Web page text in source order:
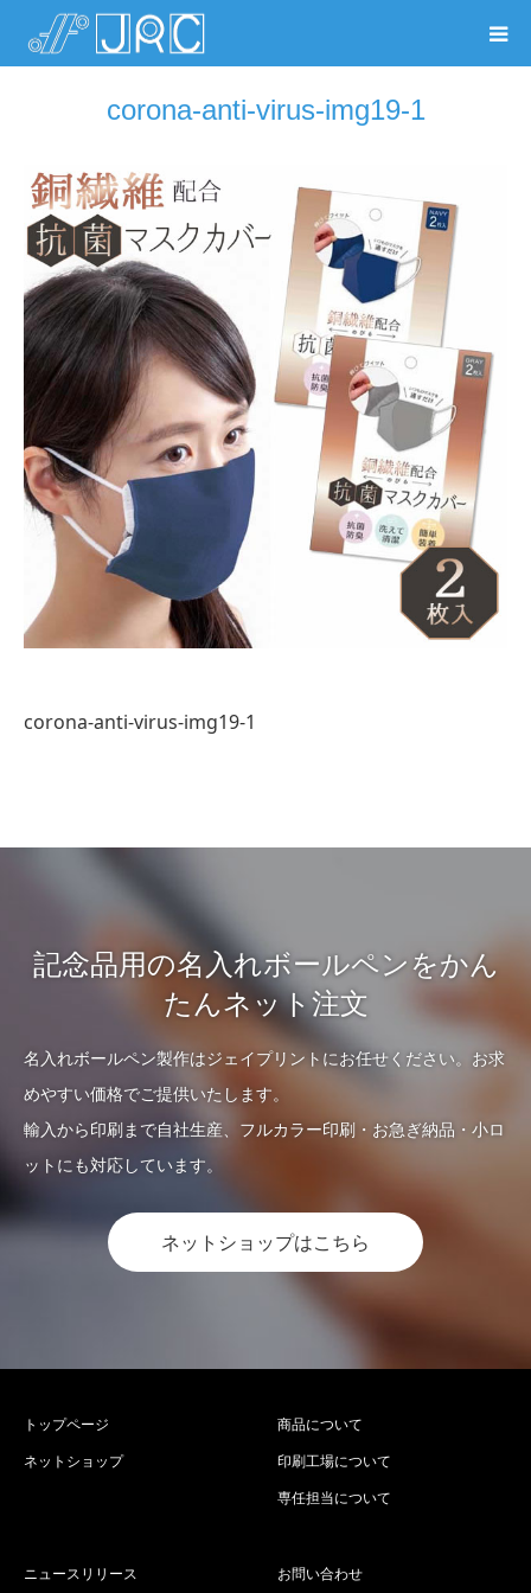
corona-anti-virus-img19-1
corona-anti-virus-img19-1
記念品用の名入れボールペンをかん
たんネット注文
名入れボールペン製作はジェイプリントにお任せください。お求
めやすい価格でご提供いたします。
輸入から印刷まで自社生産、フルカラー印刷・お急ぎ納品・小ロ
ットにも対応しています。
ネットショップはこちら
トップページ
ネットショップ
商品について
印刷工場について
専任担当について
ニュースリリース お問い合わせ